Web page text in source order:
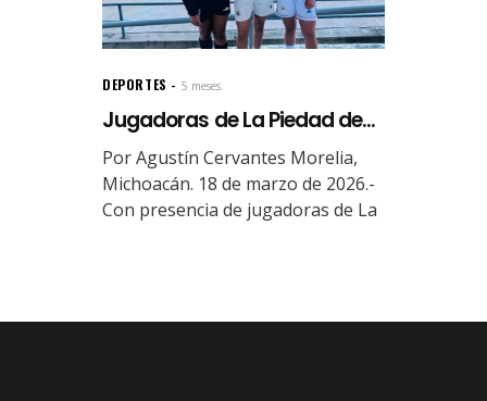
DEPORTES 5 meses.
Jugadoras de La Piedad de...
Por Agustín Cervantes Morelia,
Michoacán. 18 de marzo de 2026.-
Con presencia de jugadoras de La